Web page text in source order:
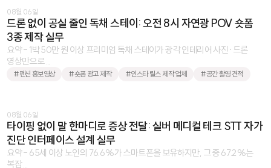
08월 06일
드론 없이 공실 줄인 독채 스테이: 오전 8시 자연광 POV 숏폼
3종 제작 실무
요약 - 1박 50만 원 이상 프리미엄 독채 스테이가 광각 인테리어 사진·드론
영상만으로 ...
#펜션 홍보영상 #숏폼 광고 제작 #인스타 릴스 제작 업체 #공간 촬영 견적
08월 06일
타이핑 없이 말 한마디로 증상 전달: 실버 메디컬 테크 STT 자가
진단 인터페이스 설계 실무
요약 - 65세 이상 노인의 76.6%가 스마트폰을 보유하지만, 그 중 67.2%는
복잡 ...